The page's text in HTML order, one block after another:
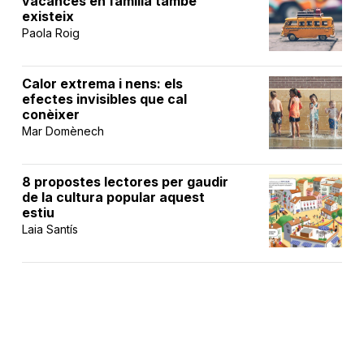
existeix
Paola Roig
Calor extrema i nens: els
efectes invisibles que cal
conèixer
Mar Domènech
8 propostes lectores per gaudir
de la cultura popular aquest
estiu
Laia Santís